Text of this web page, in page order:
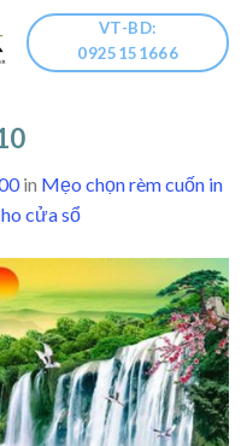
VT-BD:
0925151666
in Mẹo chọn rèm cuốn in
cửa sổ